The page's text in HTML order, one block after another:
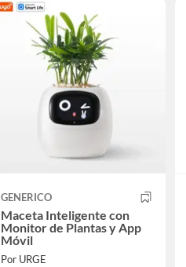
GENERICO
Maceta Inteligente con
Monitor de Plantas y App
Móvil
Por URGE